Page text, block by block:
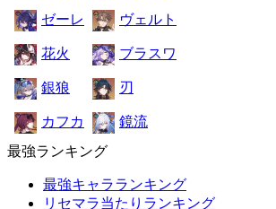
ゼーレ ヴェルト
花火 ブラスワ
銀狼 刃
カフカ
鏡流
最強ランキング
最強キャラランキング
リセマラ当たりランキング